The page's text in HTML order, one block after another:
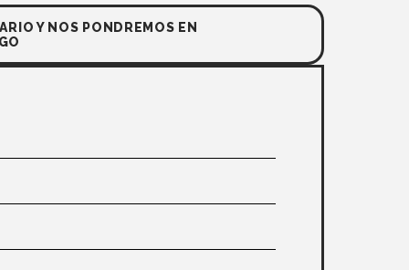
Y NOS PONDREMOS EN